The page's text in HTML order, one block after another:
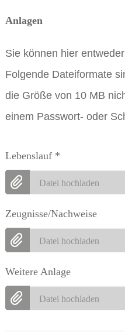
Anlagen
Sie können hier
Folgende Dateiformate
die Größe von 10 MB
einem Passwort- oder
Lebenslauf *
Datei hochladen
Zeugnisse/Nachweise
Datei hochladen
Weitere Anlage
Datei hochladen